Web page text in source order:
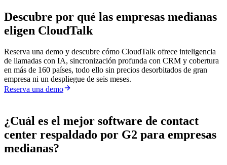
Descubre por qué las empresas medianas
eligen CloudTalk
Reserva una demo y descubre cómo CloudTalk ofrece inteligencia
de llamadas con IA, sincronización profunda con CRM y cobertura
en más de 160 países, todo ello sin precios desorbitados de gran
empresa ni un despliegue de seis meses.
Reserva una demo
¿Cuál es el mejor software de contact
center respaldado por G2 para empresas
medianas?